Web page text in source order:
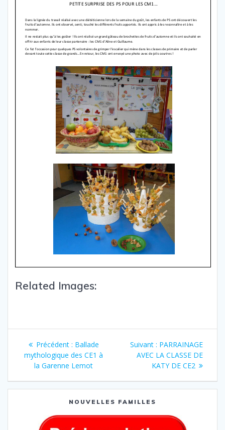
Related Images:
Précédent : Ballade
mythologique des CE1 à
la Garenne Lemot
Suivant : PARRAINAGE
AVEC LA CLASSE DE
KATY DE CE2
NOUVELLES FAMILLES